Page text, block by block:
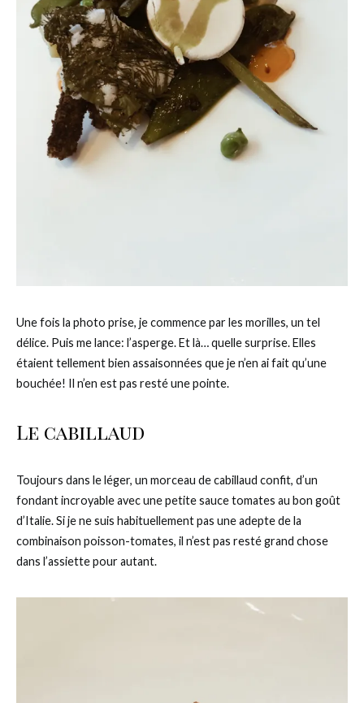
Une fois la photo prise, je commence par les morilles, un tel
délice. Puis me lance: l’asperge. Et là… quelle surprise. Elles
étaient tellement bien assaisonnées que je n’en ai fait qu’une
bouchée! Il n’en est pas resté une pointe.
Le cabillaud
Toujours dans le léger, un morceau de cabillaud confit, d’un
fondant incroyable avec une petite sauce tomates au bon goût
d’Italie. Si je ne suis habituellement pas une adepte de la
combinaison poisson-tomates, il n’est pas resté grand chose
dans l’assiette pour autant.